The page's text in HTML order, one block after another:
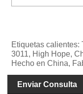
Etiquetas calientes:
3011, High Hope,
Hecho en China,
Enviar Consulta